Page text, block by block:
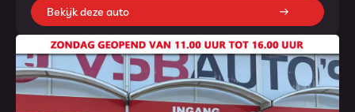
Bekijk deze auto